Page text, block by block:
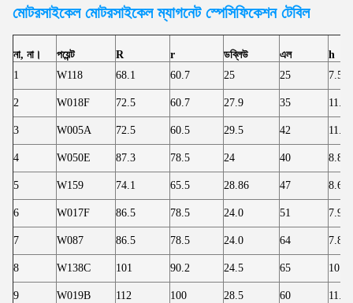
মোটরসাইকেল মোটরসাইকেল ম্যাগনেট স্পেসিফিকেশন টেবিল
না, না। পয়েন্ট R r ডব্লিউ এল
h
1
W118 68.1 60.7 25 25 7.50
2 W018F 72.5 60.7 27.9 35 11.80
3 W005A 72.5 60.5 29.5 42 11.80
4 W050E 87.3 78.5 24 40 8.80
5 W159 74.1 65.5 28.86 47 8.60
6 W017F 86.5 78.5 24.0 51 7.90
7 W087 86.5 78.5 24.0 64 7.80
8 W138C 101 90.2 24.5 65 10.8
9 W019B 112 100 28.5 60 11.90